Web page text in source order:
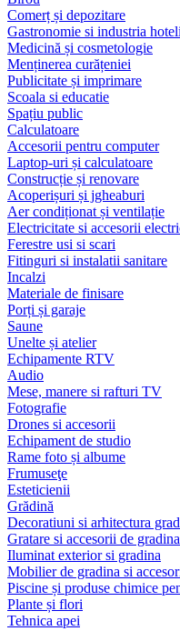
Comerț și depozitare
Gastronomie si industria
Medicină și cosmetologie
Menținerea curățeniei
Publicitate și imprimare
Scoala si educatie
Spațiu public
Calculatoare
Accesorii pentru computer
Laptop-uri și calculatoare
Construcție și renovare
Acoperișuri și jgheaburi
Aer condiționat și ventilație
Electricitate si accesorii
Ferestre usi si scari
Fitinguri si instalatii sanitare
Incalzi
Materiale de finisare
Porți și garaje
Saune
Unelte și atelier
Echipamente RTV
Audio
Mese, manere si rafturi TV
Fotografie
Drones si accesorii
Echipament de studio
Rame foto și albume
Frumuseţe
Esteticienii
Grădină
Decoratiuni si arhitectura
Gratare si accesorii de gradina
Iluminat exterior si gradina
Mobilier de gradina si
Piscine și produse chimice
Plante și flori
Tehnica apei